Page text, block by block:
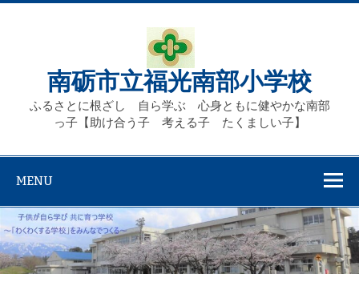
Skip
南砺市立福光南部小学校
ふるさとに根ざし 自ら学ぶ 心身ともに健やかな南部
っ子【助け合う子 考える子 たくましい子】
MENU